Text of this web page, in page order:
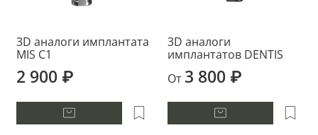
3D аналоги имплантата
MIS C1
2 900 ₽
3D аналоги
имплантатов DENTIS
От 3 800 ₽